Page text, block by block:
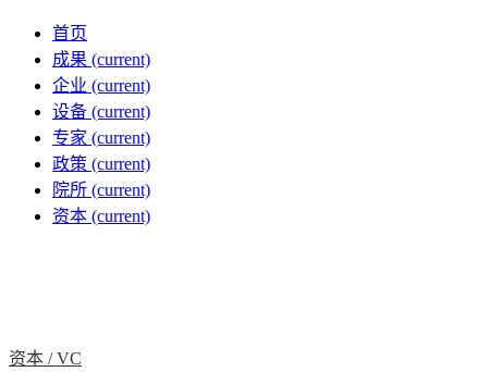
首页
成果 (current)
企业 (current)
设备 (current)
专家 (current)
政策 (current)
院所 (current)
资本 (current)
资本 /VC